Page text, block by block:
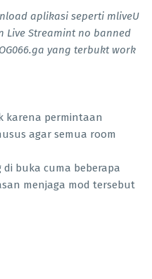
aplikasi seperti mliveU
Live Streamint no banned
yang terbukt work
karena permintaan
agar semua room
di buka cuma beberapa
menjaga mod tersebut